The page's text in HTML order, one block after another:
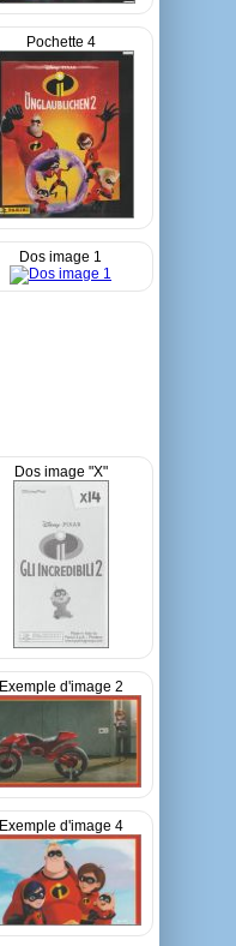
Pochette 4
Dos image 1
Dos image "X"
Exemple d'image 2
Exemple d'image 4